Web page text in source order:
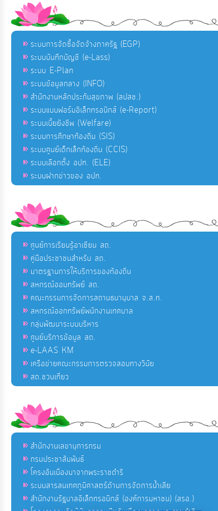
ระบบการจัดซื้อจัดจ้างภาครัฐ (EGP)
ระบบบันทึกบัญชี (e-Lass)
ระบบ E-Plan
ระบบข้อมูลกลาง (INFO)
สำนักงานหลักประกันสุขภาพ (สปสช.)
ระบบแบบฟอร์มอิเล็กทรอนิกส์ (e-Report)
ระบบเบี้ยยังชีพ (Welfare)
ระบบการศึกษาท้องถิ่น (SIS)
ระบบศูนย์เด็กเล็กท้องถิ่น (CCIS)
ระบบเลือกตั้ง อปท. (ELE)
ระบบฝากข่าวของ อปท.
ศูนย์การเรียนรู้อาเซียน สถ.
คู่มือประชาชนสำหรับ สถ.
มาตรฐานการให้บริการของท้องถิ่น
สหกรณ์ออมทรัพย์ สถ.
คณะกรรมการจัดการสถานธนานุบาล จ.ส.ท.
สหกรณ์ออกทรัพย์พนักงานเทศบาล
กลุ่มพัฒนาระบบบริหาร
ศูนย์บริการข้อมูล สถ.
e-LAAS KM
เครือข่ายคณะกรรมการตรวจสอบทางวินัย
สถ.ชวนเที่ยว
สำนักงานเลขานุการกรม
กรมประชาสัมพันธ์
โครงอันเนื่องมาจากพระราชดำริ
ระบบสารสนเทศภูมิศาสตร์ด้านการจัดการน้ำเสีย
สำนักงานรัฐบาลอิเล็กทรอนิกส์ (องค์การมหาชน) (สรอ.)